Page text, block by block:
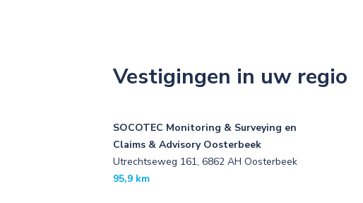
Vestigingen in uw regio
SOCOTEC Monitoring & Surveying en
Claims & Advisory Oosterbeek
Utrechtseweg 161, 6862 AH Oosterbeek
95,9 km